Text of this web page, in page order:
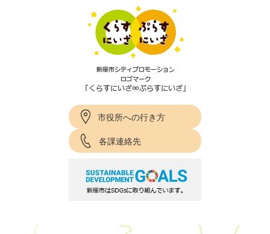
市役所への行き方
各課連絡先